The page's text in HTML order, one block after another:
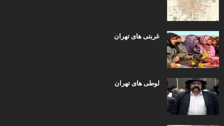
غربتی های تهران
لوطی های تهران